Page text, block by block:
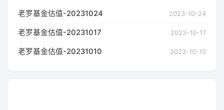
老罗基金估值-20231024 2023-10-24
老罗基金估值-20231017 2023-10-17
老罗基金估值-20231010 2023-10-10